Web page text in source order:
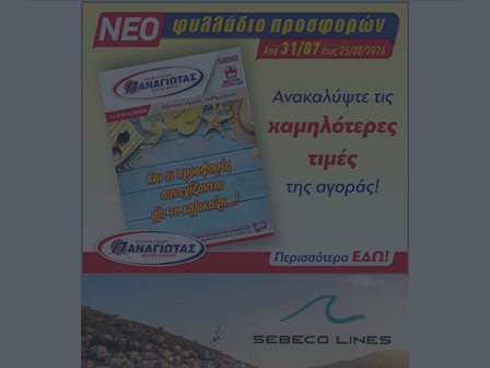
στην Κω
Τοπικές Ειδήσεις• πριν 5 ώρες
Αυτοκίνητο μπήκε παράνομα σε μονόδρομο στο
Μαστιχάρι – Αναποδογύρισε όχημα με μητέρα και
5χρονο παιδί
Τοπικές Ειδήσεις • πριν 5 ώρες
“Η Ευρώπη αντιμετώπιζε το προσφυγικό σαν ταινία
τρόμου” – Η συγκλονιστική μαρτυρία της Χαρούλας
Γιασιράνη στον RV για τα γεγονότα που οδήγησαν στο
Σύμφωνο της Λέρου
Τοπικές Ειδήσεις • πριν 5 ώρες